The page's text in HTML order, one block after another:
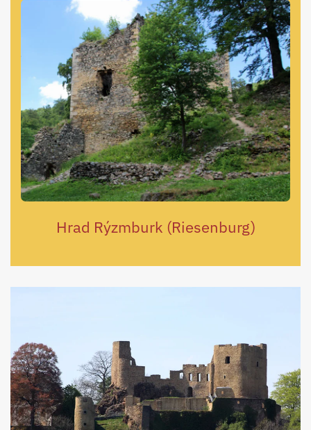
Hrad Rýzmburk (Riesenburg)